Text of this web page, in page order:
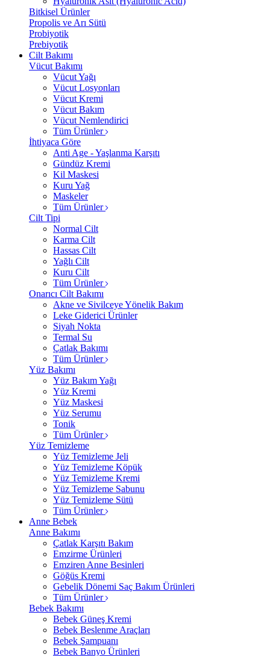
Bitkisel Ürünler
Propolis ve Arı Sütü
Probiyotik
Prebiyotik
Cilt Bakımı
Vücut Bakımı
Vücut Yağı
Vücut Losyonları
Vücut Kremi
Vücut Bakım
Vücut Nemlendirici
Tüm Ürünler
İhtiyaca Göre
Anti Age - Yaşlanma Karşıtı
Gündüz Kremi
Kil Maskesi
Kuru Yağ
Maskeler
Tüm Ürünler
Cilt Tipi
Normal Cilt
Karma Cilt
Hassas Cilt
Yağlı Cilt
Kuru Cilt
Tüm Ürünler
Onarıcı Cilt Bakımı
Akne ve Sivilceye Yönelik Bakım
Leke Giderici Ürünler
Siyah Nokta
Termal Su
Çatlak Bakımı
Tüm Ürünler
Yüz Bakımı
Yüz Bakım Yağı
Yüz Kremi
Yüz Maskesi
Yüz Serumu
Tonik
Tüm Ürünler
Yüz Temizleme
Yüz Temizleme Jeli
Yüz Temizleme Köpük
Yüz Temizleme Kremi
Yüz Temizleme Sabunu
Yüz Temizleme Sütü
Tüm Ürünler
Anne Bebek
Anne Bakımı
Çatlak Karşıtı Bakım
Emzirme Ürünleri
Emziren Anne Besinleri
Göğüs Kremi
Gebelik Dönemi Saç Bakım Ürünleri
Tüm Ürünler
Bebek Bakımı
Bebek Güneş Kremi
Bebek Beslenme Araçları
Bebek Şampuanı
Bebek Banyo Ürünleri